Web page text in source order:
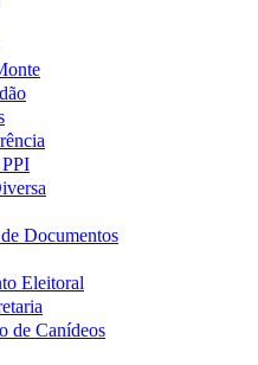
Documentos
Eleitoral
de Canídeos